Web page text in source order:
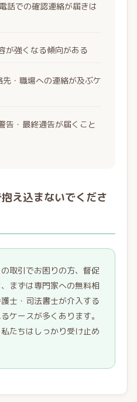
話での確認連絡が届きは
が強くなる傾向がある
先・職場への連絡が及ぶケ
告・最終通告が届くこと
え込まないでくださ
取引でお困りの方、督促
まずは専門家への無料相
士・司法書士が介入する
ケースが多くあります。
たちはしっかり受け止め